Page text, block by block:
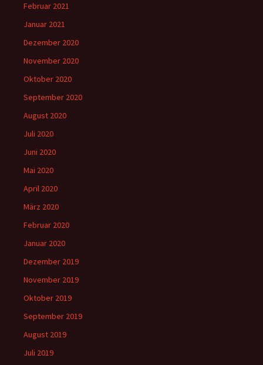
Februar 2021
Januar 2021
Dezember 2020
November 2020
Oktober 2020
September 2020
August 2020
Juli 2020
Juni 2020
Mai 2020
April 2020
März 2020
Februar 2020
Januar 2020
Dezember 2019
November 2019
Oktober 2019
September 2019
August 2019
Juli 2019